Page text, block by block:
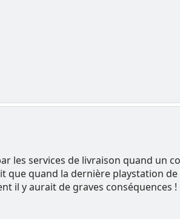
les services de livraison quand un
que quand la dernière playstation
il y aurait de graves conséquences !